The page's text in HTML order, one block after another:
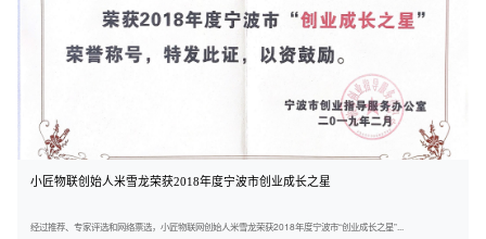
小匠物联创始人米雪龙荣获2018年度宁波市创业成长之星
经过推荐、专家评选和网络票选，小匠物联网创始人米雪龙荣获2018年度宁波市“创业成长之星”...